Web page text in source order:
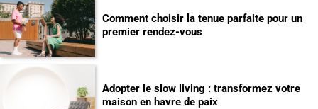
Comment choisir la tenue parfaite pour un
premier rendez-vous
Adopter le slow living : transformez votre
maison en havre de paix